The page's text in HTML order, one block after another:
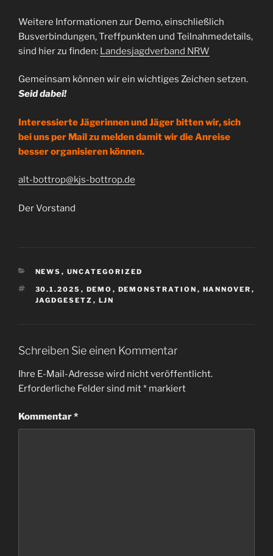
Weitere Informationen zur Demo, einschließlich
Busverbindungen, Treffpunkten und Teilnahmedetails,
sind hier zu finden: Landesjagdverband NRW
Gemeinsam können wir ein wichtiges Zeichen setzen.
Seid dabei!
Interessierte Jägerinnen und Jäger bitten wir, sich
bei uns per Mail zu melden damit wir die Anreise
besser organisieren können.
alt-bottrop@kjs-bottrop.de
Der Vorstand
KATEGORIEN
NEWS , UNCATEGORIZED
SCHLAGWÖRTER
30.1.2025 , DEMO , DEMONSTRATION , HANNOVER ,
JAGDGESETZ , LJN
Schreiben Sie einen Kommentar
Ihre E-Mail-Adresse wird nicht veröffentlicht.
Erforderliche Felder sind mit* markiert
Kommentar*